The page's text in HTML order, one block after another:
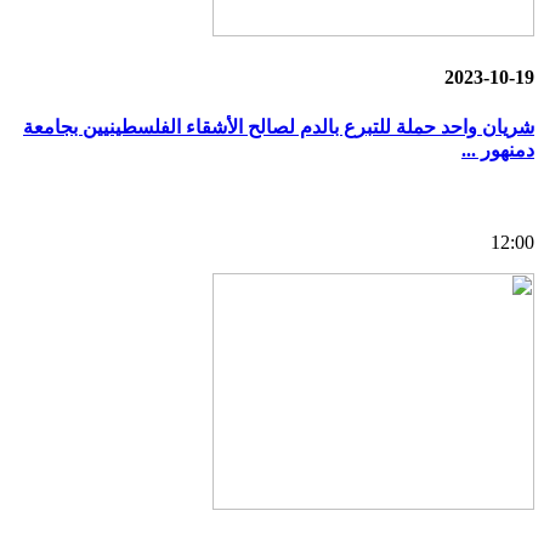
2023-10-19
شريان واحد حملة للتبرع بالدم لصالح الأشقاء الفلسطينيين بجامعة
دمنهور ...
12:00